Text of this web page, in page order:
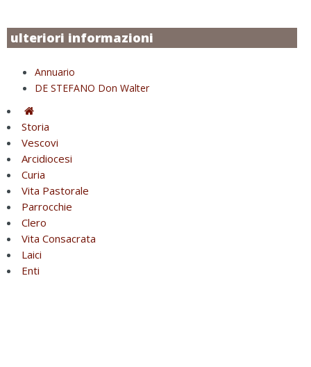
ulteriori informazioni
Annuario
DE STEFANO Don Walter
Storia
Vescovi
Arcidiocesi
Curia
Vita Pastorale
Parrocchie
Clero
Vita Consacrata
Laici
Enti